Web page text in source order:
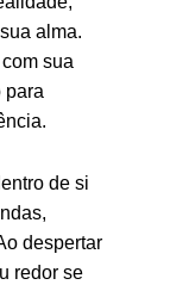
alma.
sua
para
de si
despertar
redor se